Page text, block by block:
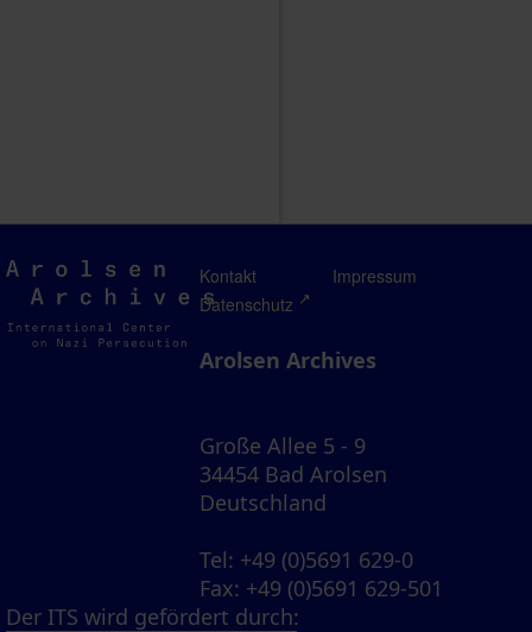
Arolsen
Archives
Kontakt
Impressum
Datenschutz
Arolsen Archives
Große Allee 5 - 9
34454 Bad Arolsen
Deutschland
Tel: +49 (0)5691 629-0
Fax: +49 (0)5691 629-501
Der ITS wird gefördert durch: